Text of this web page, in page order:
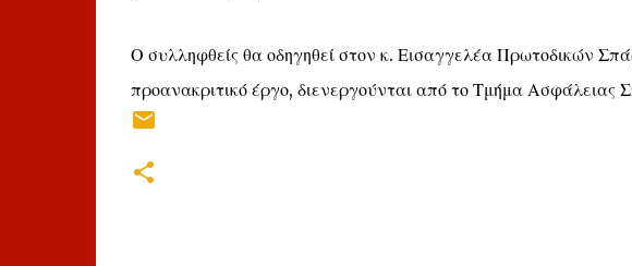
Ο συλληφθείς θα οδηγηθεί στον κ. Εισαγγελέα Πρωτοδικών
προανακριτικό έργο, διενεργούνται από το Τμήμα Ασφάλειας